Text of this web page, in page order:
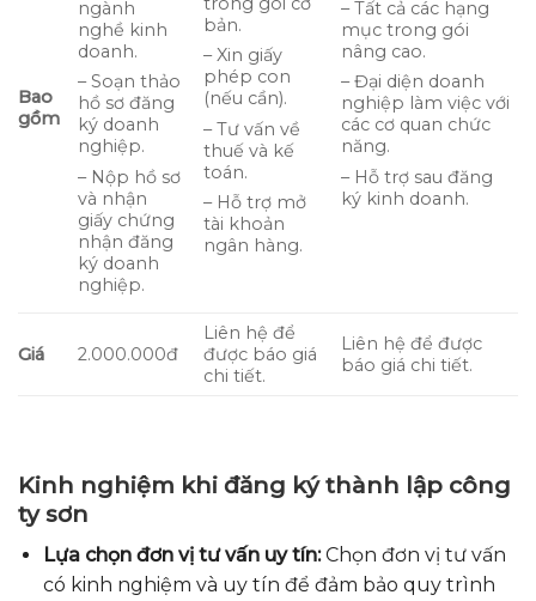
Bao
gồm
ngành
nghề kinh
doanh.
– Soạn thảo
hồ sơ đăng
ký doanh
nghiệp.
– Nộp hồ sơ
và nhận
giấy chứng
nhận đăng
ký doanh
nghiệp.
bản.
– Xin giấy
phép con
(nếu cần).
– Tư vấn về
thuế và kế
toán.
– Hỗ trợ mở
tài khoản
ngân hàng.
– Tất cả các hạng
mục trong gói
nâng cao.
– Đại diện doanh
nghiệp làm việc với
các cơ quan chức
năng.
– Hỗ trợ sau đăng
ký kinh doanh.
Giá 2.000.000đ
Liên hệ để
được báo giá
chi tiết.
Liên hệ để được
báo giá chi tiết.
Kinh nghiệm khi đăng ký thành lập công
ty sơn
Lựa chọn đơn vị tư vấn uy tín:Chọn đơn vị tư vấn
có kinh nghiệm và uy tín để đảm bảo quy trình